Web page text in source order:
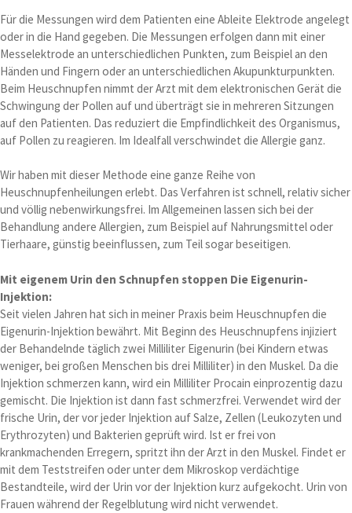
Für die Messungen wird dem Patienten eine Ableite Elektrode angelegt
oder in die Hand gegeben. Die Messungen erfolgen dann mit einer
Messelektrode an unterschiedlichen Punkten, zum Beispiel an den
Händen und Fingern oder an unterschiedlichen Akupunkturpunkten.
Beim Heuschnupfen nimmt der Arzt mit dem elektronischen Gerät die
Schwingung der Pollen auf und überträgt sie in mehreren Sitzungen
auf den Patienten. Das reduziert die Empfindlichkeit des Organismus,
auf Pollen zu reagieren. Im Idealfall verschwindet die Allergie ganz.
Wir haben mit dieser Methode eine ganze Reihe von
Heuschnupfenheilungen erlebt. Das Verfahren ist schnell, relativ sicher
und völlig nebenwirkungsfrei. Im Allgemeinen lassen sich bei der
Behandlung andere Allergien, zum Beispiel auf Nahrungsmittel oder
Tierhaare, günstig beeinflussen, zum Teil sogar beseitigen.
Mit eigenem Urin den Schnupfen stoppen Die Eigenurin-
Injektion:
Seit vielen Jahren hat sich in meiner Praxis beim Heuschnupfen die
Eigenurin-Injektion bewährt. Mit Beginn des Heuschnupfens injiziert
der Behandelnde täglich zwei Milliliter Eigenurin (bei Kindern etwas
weniger, bei großen Menschen bis drei Milliliter) in den Muskel. Da die
Injektion schmerzen kann, wird ein Milliliter Procain einprozentig dazu
gemischt. Die Injektion ist dann fast schmerzfrei. Verwendet wird der
frische Urin, der vor jeder Injektion auf Salze, Zellen (Leukozyten und
Erythrozyten) und Bakterien geprüft wird. Ist er frei von
krankmachenden Erregern, spritzt ihn der Arzt in den Muskel. Findet er
mit dem Teststreifen oder unter dem Mikroskop verdächtige
Bestandteile, wird der Urin vor der Injektion kurz aufgekocht. Urin von
Frauen während der Regelblutung wird nicht verwendet.